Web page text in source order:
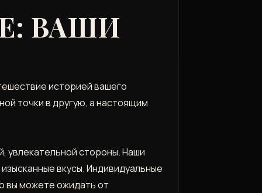
ВАШИ
историей вашего
точки в другую, а настоящим
увлекательной стороны. Наши
вкусы. Индивидуальные
вы можете ожидать от